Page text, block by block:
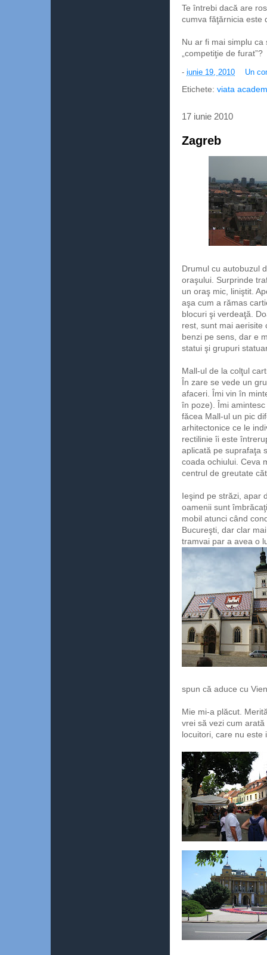
Te întrebi dacă are
cumva făţărnicia este
Nu ar fi mai simplu
„competiţie de furat”?
- iunie 19, 2010 Un
Etichete: viata
17 iunie 2010
Zagreb
Drumul cu autobuzul
oraşului. Surprinde
un oraş mic, liniştit.
aşa cum a rămas
blocuri şi verdeaţă.
rest, sunt mai aerisite
benzi pe sens, dar e
statui şi grupuri
Mall-ul de la colţul
În zare se vede un
afaceri. Îmi vin în
în poze). Îmi
făcea Mall-ul un pic
arhitectonice ce le
rectilinie îi este
aplicată pe suprafaţa
coada ochiului. Ceva
centrul de greutate
Ieşind pe străzi, apar
oamenii sunt
mobil atunci când
Bucureşti, dar clar
tramvai par a avea o
spun că aduce cu
Mie mi-a plăcut.
vrei să vezi cum
locuitori, care nu